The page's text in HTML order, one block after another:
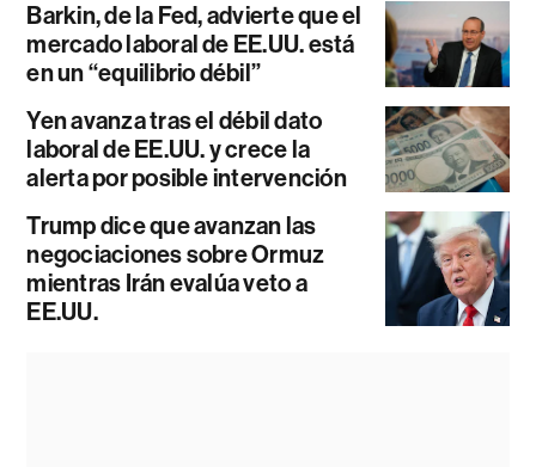
Barkin, de la Fed, advierte que el
mercado laboral de EE.UU. está
en un “equilibrio débil”
Yen avanza tras el débil dato
laboral de EE.UU. y crece la
alerta por posible intervención
Trump dice que avanzan las
negociaciones sobre Ormuz
mientras Irán evalúa veto a
EE.UU.